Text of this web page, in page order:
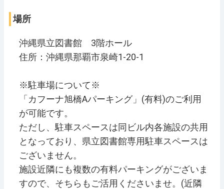
場所
沖縄県立図書館 3階ホール
住所：沖縄県那覇市泉崎1-20-1
※駐車場について※
「カフーナ旭橋Aパーキング」(有料)のご利用
が可能です。
ただし、駐車スペースは同ビル内各施設の共用
となっており、県立図書館専用駐車スペースは
ございません。
施設近隣にも複数の有料パーキングがございま
すので、そちらもご活用くださいませ。(近隣